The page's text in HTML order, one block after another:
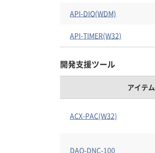
API-DIO(WDM)
API-TIMER(W32)
開発支援ツール
アイテム
ACX-PAC(W32)
DAQ-DNC-100